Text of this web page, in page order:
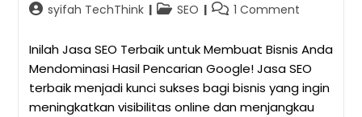
Postsyifah TechThink
PostSEO
Post1 Comment
Inilah Jasa SEO Terbaik untuk Membuat Bisnis Anda
Mendominasi Hasil Pencarian Google! Jasa SEO
terbaik menjadi kunci sukses bagi bisnis yang ingin
meningkatkan visibilitas online dan menjangkau